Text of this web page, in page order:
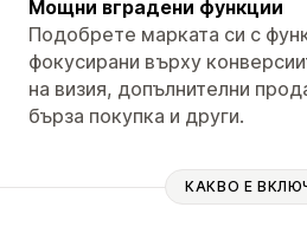
Мощни вградени функции
Подобрете марката си с
фокусирани върху
на визия, допълнителни
бърза покупка и други.
КАКВО Е